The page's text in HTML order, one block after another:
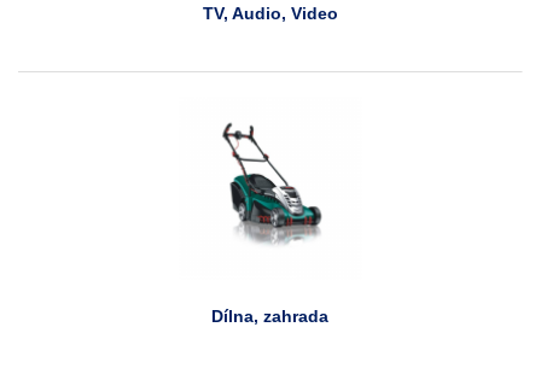
TV, Audio, Video
Dílna, zahrada